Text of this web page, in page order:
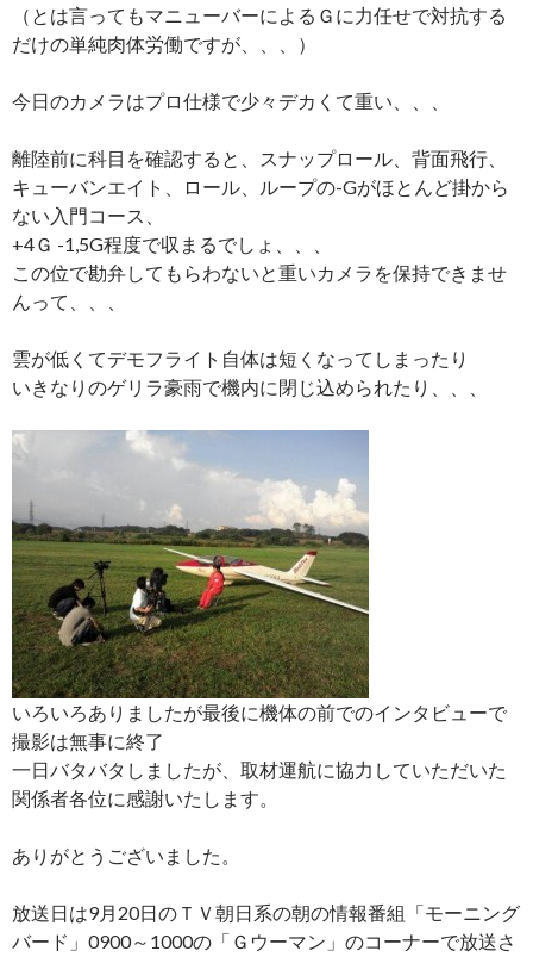
（とは言ってもマニューバーによるＧに力任せで対抗する
だけの単純肉体労働ですが、、、）
今日のカメラはプロ仕様で少々デカくて重い、、、
離陸前に科目を確認すると、スナップロール、背面飛行、
キューバンエイト、ロール、ループの-Gがほとんど掛から
ない入門コース、
+4Ｇ -1,5G程度で収まるでしょ、、、
この位で勘弁してもらわないと重いカメラを保持できませ
んって、、、
雲が低くてデモフライト自体は短くなってしまったり
いきなりのゲリラ豪雨で機内に閉じ込められたり、、、
いろいろありましたが最後に機体の前でのインタビューで
撮影は無事に終了
一日バタバタしましたが、取材運航に協力していただいた
関係者各位に感謝いたします。
ありがとうございました。
放送日は9月20日のＴＶ朝日系の朝の情報番組「モーニング
バード」0900～1000の「Ｇウーマン」のコーナーで放送さ